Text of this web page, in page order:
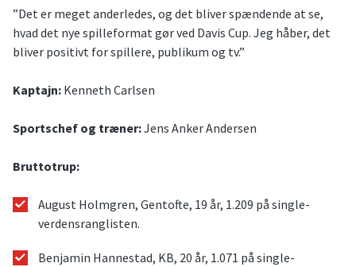
”Det er meget anderledes, og det bliver spændende at se,
hvad det nye spilleformat gør ved Davis Cup. Jeg håber, det
bliver positivt for spillere, publikum og tv.”
Kaptajn: Kenneth Carlsen
Sportschef og træner:Jens Anker Andersen
Bruttotrup:
August Holmgren, Gentofte, 19 år, 1.209 på single-
verdensranglisten.
Benjamin Hannestad, KB, 20 år, 1.071 på single-